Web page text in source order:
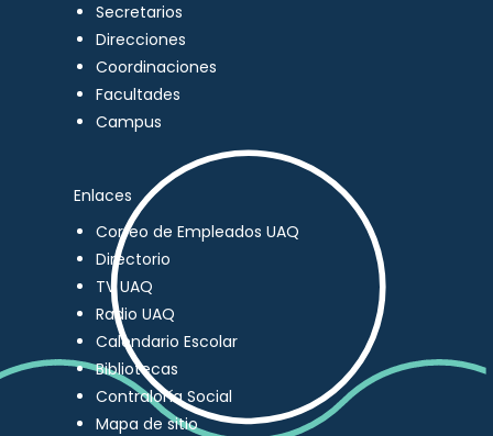
Secretarios
Direcciones
Coordinaciones
Facultades
Campus
Enlaces
Correo de Empleados UAQ
Directorio
TV UAQ
Radio UAQ
Calendario Escolar
Bibliotecas
Contraloría Social
Mapa de sitio